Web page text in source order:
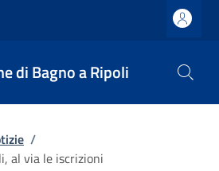
di Bagno a Ripoli
/
al via le iscrizioni